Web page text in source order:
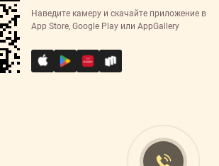
Наведите камеру и скачайте приложение в
App Store, Google Play или AppGallery